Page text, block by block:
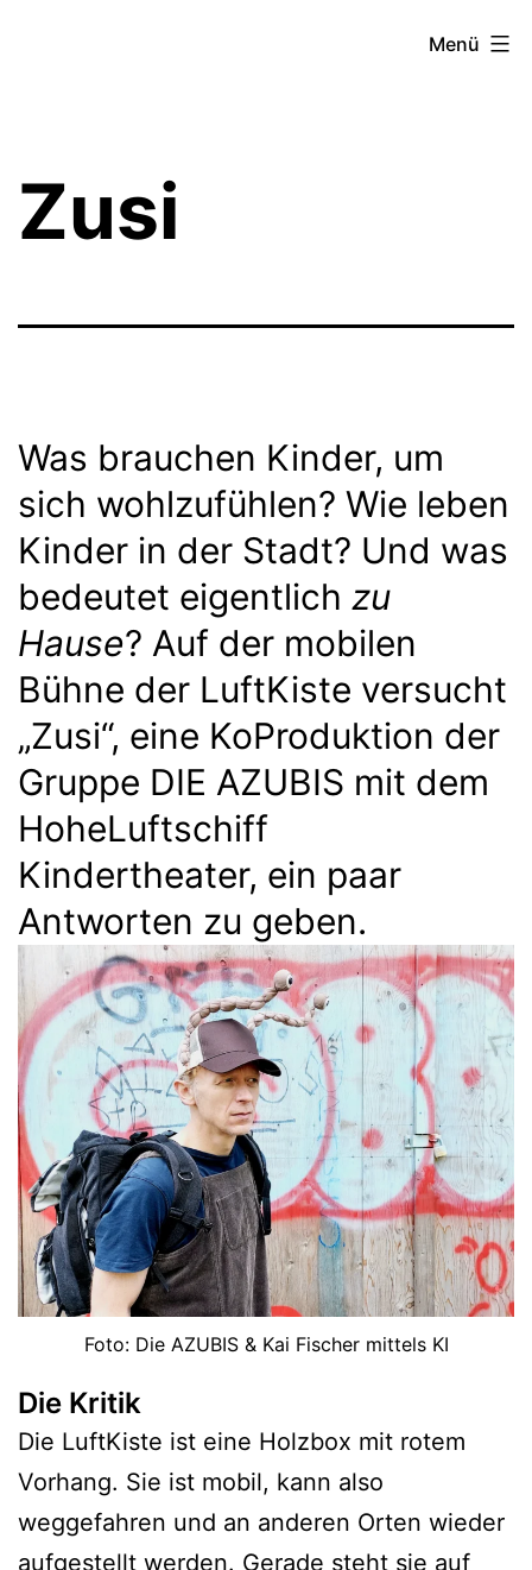
Menü
Zusi
Was brauchen Kinder, um
sich wohlzufühlen? Wie leben
Kinder in der Stadt? Und was
bedeutet eigentlich zu
Hause? Auf der mobilen
Bühne der LuftKiste versucht
„Zusi“, eine KoProduktion der
Gruppe DIE AZUBIS mit dem
HoheLuftschiff
Kindertheater, ein paar
Antworten zu geben.
Foto: Die AZUBIS & Kai Fischer mittels KI
Die Kritik
Die LuftKiste ist eine Holzbox mit rotem
Vorhang. Sie ist mobil, kann also
weggefahren und an anderen Orten wieder
aufgestellt werden. Gerade steht sie auf